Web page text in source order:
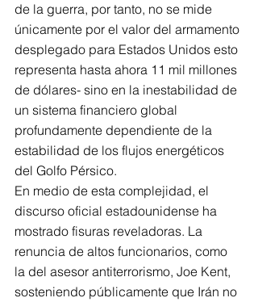
de la guerra, por tanto, no se mide
únicamente por el valor del armamento
desplegado para Estados Unidos esto
representa hasta ahora 11 mil millones
de dólares- sino en la inestabilidad de
un sistema financiero global
profundamente dependiente de la
estabilidad de los flujos energéticos
del Golfo Pérsico.
En medio de esta complejidad, el
discurso oficial estadounidense ha
mostrado fisuras reveladoras. La
renuncia de altos funcionarios, como
la del asesor antiterrorismo, Joe Kent,
sosteniendo públicamente que Irán no